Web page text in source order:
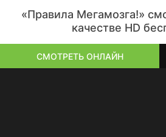
«Правила Мегамозга!»
качестве HD
СМОТРЕТЬ ОНЛАЙН